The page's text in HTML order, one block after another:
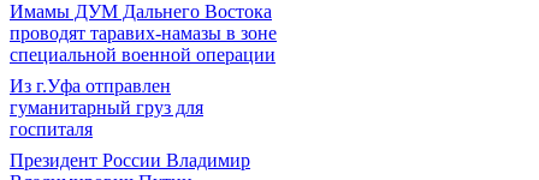
Имамы ДУМ Дальнего Востока
проводят таравих-намазы в зоне
специальной военной операции
Из г.Уфа отправлен
гуманитарный груз для
госпиталя
Президент России Владимир